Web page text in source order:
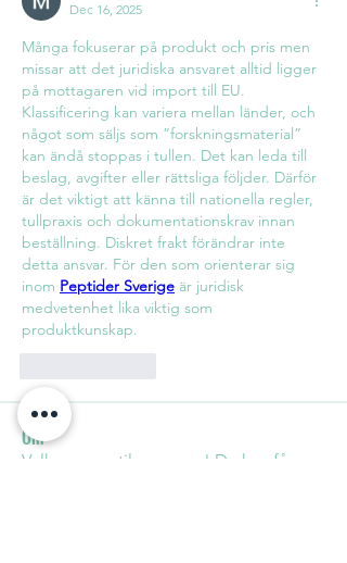
Dec 16, 2025
Många fokuserar på produkt och pris men
missar att det juridiska ansvaret alltid ligger
på mottagaren vid import till EU.
Klassificering kan variera mellan länder, och
något som säljs som ”forskningsmaterial”
kan ändå stoppas i tullen. Det kan leda till
beslag, avgifter eller rättsliga följder. Därför
är det viktigt att känna till nationella regler,
tullpraxis och dokumentationskrav innan
beställning. Diskret frakt förändrar inte
detta ansvar. För den som orienterar sig
inom Peptider Sverige är juridisk
medvetenhet lika viktig som
produktkunskap.
Om
Velkommen til gruppen! Du kan få